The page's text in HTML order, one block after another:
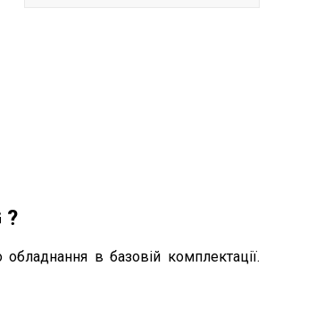
?
в базовій комплектації.